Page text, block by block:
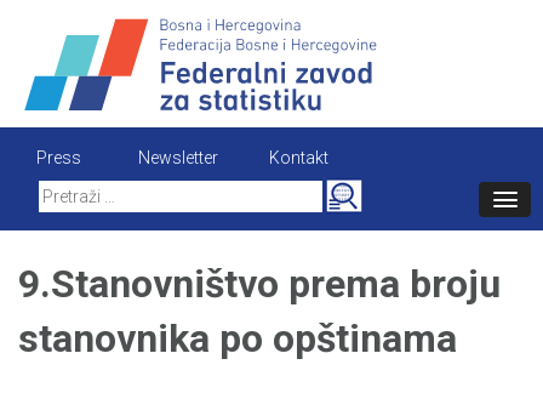
content
Press Newsletter
Kontakt
Search
for:
9.Stanovništvo prema broju
stanovnika po opštinama